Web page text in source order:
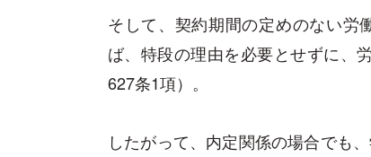
そして、契約期間の定めのない労
ば、特段の理由を必要とせずに、
627条1項）。
したがって、内定関係の場合でも